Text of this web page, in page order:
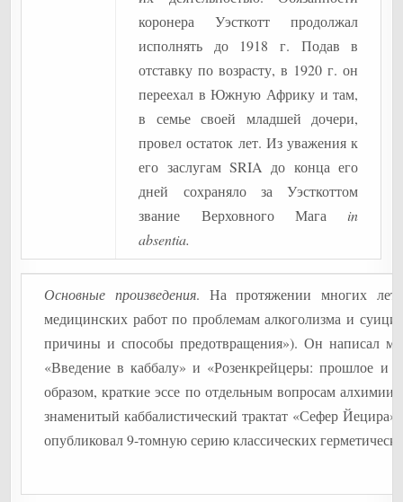
коронера Уэсткотт продолжал
исполнять до 1918 г. Подав в
отставку по возрасту, в 1920 г. он
переехал в Южную Африку и там,
в семье своей младшей дочери,
провел остаток лет. Из уважения к
его заслугам SRIA до конца его
дней сохраняло за Уэсткоттом
звание Верховного Мага in
absentia.
Основные произведения. На протяжении многих лет
медицинских работ по проблемам алкоголизма и
причины и способы предотвращения»). Он написал
«Введение в каббалу» и «Розенкрейцеры: прошлое и
образом, краткие эссе по отдельным вопросам
знаменитый каббалистический трактат «Сефер
опубликовал 9-томную серию классических